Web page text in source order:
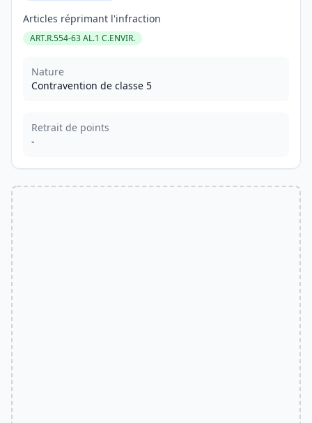
Articles réprimant l'infraction
ART.R.554-63 AL.1 C.ENVIR.
Nature
Contravention de classe 5
Retrait de points
-